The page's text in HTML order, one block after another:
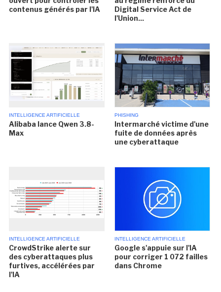
contenus générés par l'IA
Digital Service Act de
l'Union...
INTELLIGENCE ARTIFICIELLE
Alibaba lance Qwen 3.8-
Max
PHISHING
Intermarché victime d'une
fuite de données après
une cyberattaque
INTELLIGENCE ARTIFICIELLE
CrowdStrike alerte sur
des cyberattaques plus
furtives, accélérées par
l'IA
INTELLIGENCE ARTIFICIELLE
Google s'appuie sur l'IA
pour corriger 1 072 failles
dans Chrome